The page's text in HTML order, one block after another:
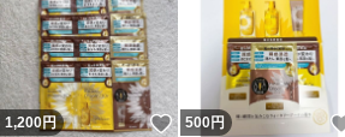
1,200円 いいね！
500円